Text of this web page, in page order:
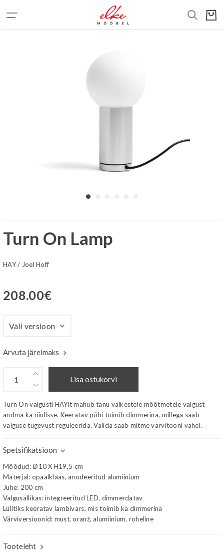
Turn On Lamp
HAY/ Joel Hoff
208.00€
Arvuta järelmaks
Lisa ostukorvi
Turn On valgusti HAYlt mahub tänu väikestele mõõtmetele valgust
andma ka riiulisse. Keeratav põhi toimib dimmerina, millega saab
valguse tugevust reguleerida. Valida saab mitme värvitooni vahel.
Spetsifikatsioon
Mõõdud: Ø10 X H19,5 cm
Materjal: opaalklaas, anodeeritud alumiinium
Juhe: 200 cm
Valgusallikas: integreeritud LED, dimmerdatav
Lülitiks keeratav lambivars, mis toimib ka dimmerina
Värviversioonid: must, oranž, alumiinium, roheline
Tooteleht